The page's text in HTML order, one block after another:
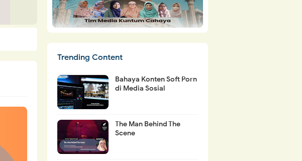
Trending Content
Bahaya Konten Soft Porn
di Media Sosial
The Man Behind The
Scene